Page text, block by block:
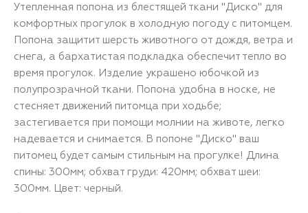
Утепленная попона из блестящей ткани "Диско" для
комфортных прогулок в холодную погоду с питомцем.
Попона защитит шерсть животного от дождя, ветра и
снега, а бархатистая подкладка обеспечит тепло во
время прогулок. Изделие украшено юбочкой из
полупрозрачной ткани. Попона удобна в носке, не
стесняет движений питомца при ходьбе;
застегивается при помощи молнии на животе, легко
надевается и снимается. В попоне "Диско" ваш
питомец будет самым стильным на прогулке! Длина
спины: 300мм; обхват груди: 420мм; обхват шеи:
300мм. Цвет: черный.